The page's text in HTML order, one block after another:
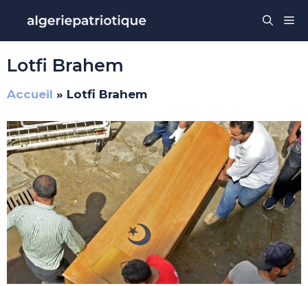
contenu
Lotfi Brahem
Accueil » Lotfi Brahem